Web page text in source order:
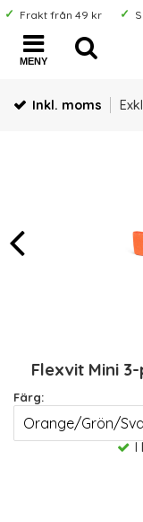
Frakt från 49 kr
MENY
Inkl. moms
Flexvit Mini
Färg:
I